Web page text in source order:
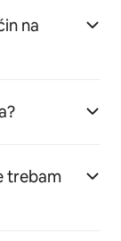
na
trebam